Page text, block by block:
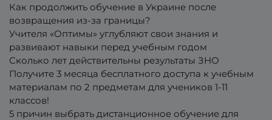
Как продолжить обучение в Украине после
возвращения из-за границы?
Учителя «Оптимы» углубляют свои знания и
развивают навыки перед учебным годом
Сколько лет действительны результаты ЗНО
Получите 3 месяца бесплатного доступа к учебным
материалам по 2 предметам для учеников 1-11
классов!
5 причин выбрать дистанционное обучение для